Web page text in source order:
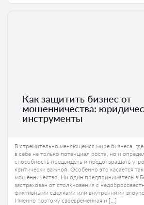
Как защитить бизнес от
мошенничества:
инструменты
В стремительно меняющемся мире бизнеса,
в себе не только потенциал роста, но и
способность предвидеть и предотвращать
критически важной. Особенно это касается
мошенничество. Ни один предприниматель в
застрахован от столкновения с
фиктивными сделками или внутренними
Именно поэтому своевременная и […]